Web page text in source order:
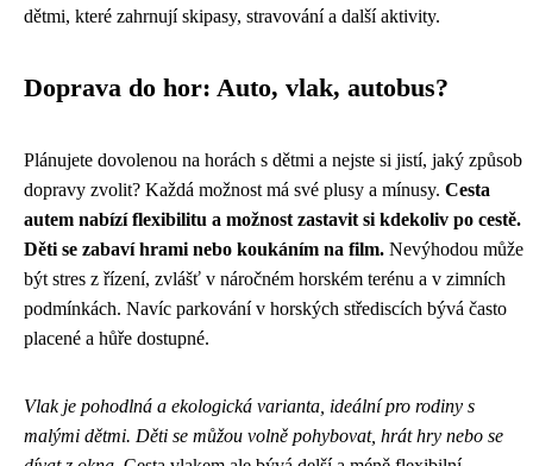
dětmi, které zahrnují skipasy, stravování a další aktivity.
Doprava do hor: Auto, vlak, autobus?
Plánujete dovolenou na horách s dětmi a nejste si jistí, jaký způsob
dopravy zvolit? Každá možnost má své plusy a mínusy. Cesta
autem nabízí flexibilitu a možnost zastavit si kdekoliv po cestě.
Děti se zabaví hrami nebo koukáním na film. Nevýhodou může
být stres z řízení, zvlášť v náročném horském terénu a v zimních
podmínkách. Navíc parkování v horských střediscích bývá často
placené a hůře dostupné.
Vlak je pohodlná a ekologická varianta, ideální pro rodiny s
malými dětmi. Děti se můžou volně pohybovat, hrát hry nebo se